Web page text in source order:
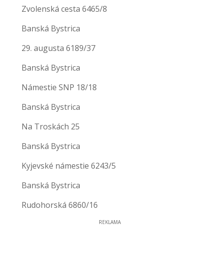
Zvolenská cesta 6465/8
Banská Bystrica
29. augusta 6189/37
Banská Bystrica
Námestie SNP 18/18
Banská Bystrica
Na Troskách 25
Banská Bystrica
Kyjevské námestie 6243/5
Banská Bystrica
Rudohorská 6860/16
REKLAMA